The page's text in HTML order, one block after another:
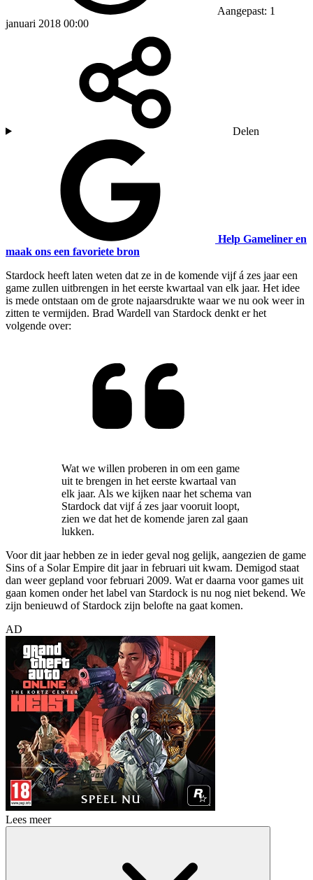
Aangepast: 1
januari 2018 00:00
Delen
Help Gameliner en
maak ons een favoriete bron
Stardock heeft laten weten dat ze in de komende vijf á zes jaar een
game zullen uitbrengen in het eerste kwartaal van elk jaar. Het idee
is mede ontstaan om de grote najaarsdrukte waar we nu ook weer in
zitten te vermijden. Brad Wardell van Stardock denkt er het
volgende over:
Wat we willen proberen in om een game
uit te brengen in het eerste kwartaal van
elk jaar. Als we kijken naar het schema van
Stardock dat vijf á zes jaar vooruit loopt,
zien we dat het de komende jaren zal gaan
lukken.
Voor dit jaar hebben ze in ieder geval nog gelijk, aangezien de game
Sins of a Solar Empire dit jaar in februari uit kwam. Demigod staat
dan weer gepland voor februari 2009. Wat er daarna voor games uit
gaan komen onder het label van Stardock is nu nog niet bekend. We
zijn benieuwd of Stardock zijn belofte na gaat komen.
AD
Lees meer